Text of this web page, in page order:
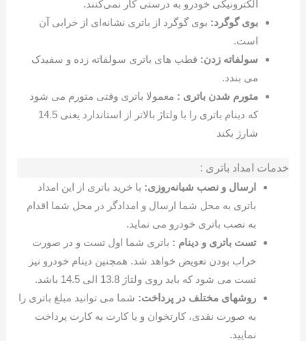
الکترونیکی خودرو به درستی کار نمی‌کنند.
بوی گوگرد: بوی گوگرد از باتری نشانه‌ای از خرابی آن
است.
سولفاته زدن: قطب های باتری سولفاته زده و سفیدک
می بندد.
متورم شدن باتری : معمولا باتری وقتی متورم می شود
که دینام باتری را با ولتاژ بالاتر از استاندارد یعنی 14.5
شارژ بکند
خدمات امداد باتری :
ارسال و نصب شبانه‌روزی: با خرید باتری از این امداد
باتری به محل شما ارسال و امدادگر در محل شما اقدام
به نصب باتری خودرو می نماید.
تست باتری و دینام : باتری شما اول تست و در صورت
خراب بودن تعویض خواهد شد. همچنین دینام خودرو نیز
تست می شود که باید روی ولتاژ 13.8 الی 14.5 باشد.
روشهای مختلف در پرداخت: شما می توانید مبلغ باتری را
به صورت نقدی، کارتخوان و یا کارت به کارت پرداخت
نمایید.